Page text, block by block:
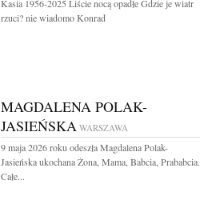
Kasia 1956-2025 Liście nocą opadłe Gdzie je wiatr
rzuci? nie wiadomo Konrad
MAGDALENA POLAK-
JASIEŃSKA WARSZAWA
9 maja 2026 roku odeszła Magdalena Polak-
Jasieńska ukochana Żona, Mama, Babcia, Prababcia.
Całe...